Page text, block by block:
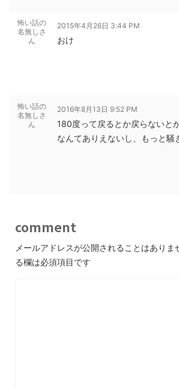
怖い話の
名無しさ
ん
2015年4月26日 3:44 PM
おけ
怖い話の
名無しさ
ん
2016年8月13日 9:52 PM
180度って戻るとか戻らないと
なんてありえないし、もっと騒
comment
メールアドレスが公開されることはありま
る欄は必須項目です